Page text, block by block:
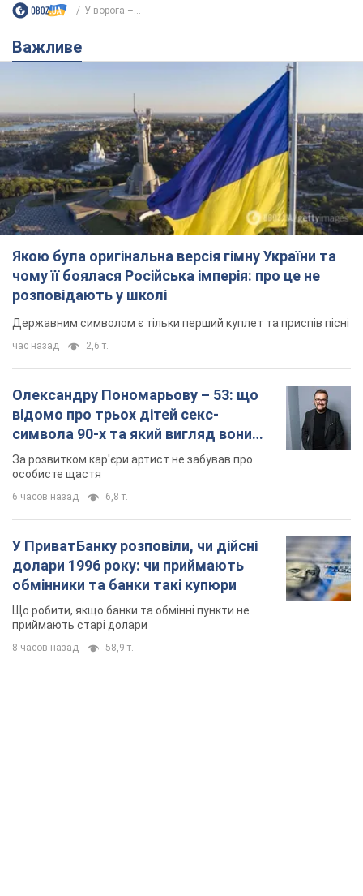
У ворога –...
Важливе
Якою була оригінальна версія гімну України та
чому її боялася Російська імперія: про це не
розповідають у школі
Державним символом є тільки перший куплет та приспів пісні
час назад 2,6 т.
Олександру Пономарьову – 53: що
відомо про трьох дітей секс-
символа 90-х та який вигляд вони
мають
За розвитком кар'єри артист не забував про
особисте щастя
6 часов назад 6,8 т.
У ПриватБанку розповіли, чи дійсні
долари 1996 року: чи приймають
обмінники та банки такі купюри
Що робити, якщо банки та обмінні пункти не
приймають старі долари
8 часов назад 58,9 т.